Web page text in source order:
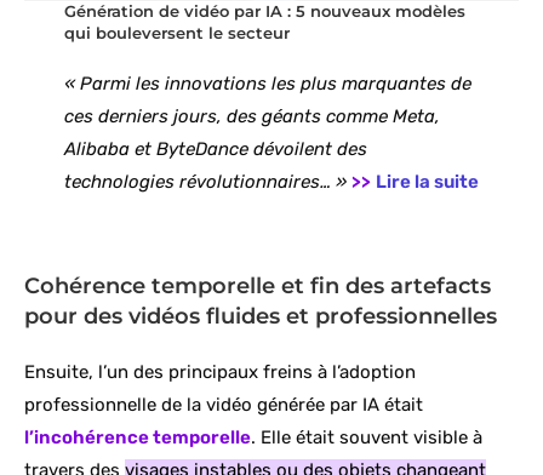
Génération de vidéo par IA : 5 nouveaux modèles
qui bouleversent le secteur
« Parmi les innovations les plus marquantes de
ces derniers jours, des géants comme Meta,
Alibaba et ByteDance dévoilent des
technologies révolutionnaires… » >> Lire la suite
Cohérence temporelle et fin des artefacts
pour des vidéos fluides et professionnelles
Ensuite, l’un des principaux freins à l’adoption
professionnelle de la vidéo générée par IA était
l’incohérence temporelle. Elle était souvent visible à
travers des visages instables ou des objets changeant